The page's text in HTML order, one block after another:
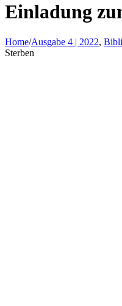
Einladung
Home/Ausgabe 4 | 2022,
Sterben